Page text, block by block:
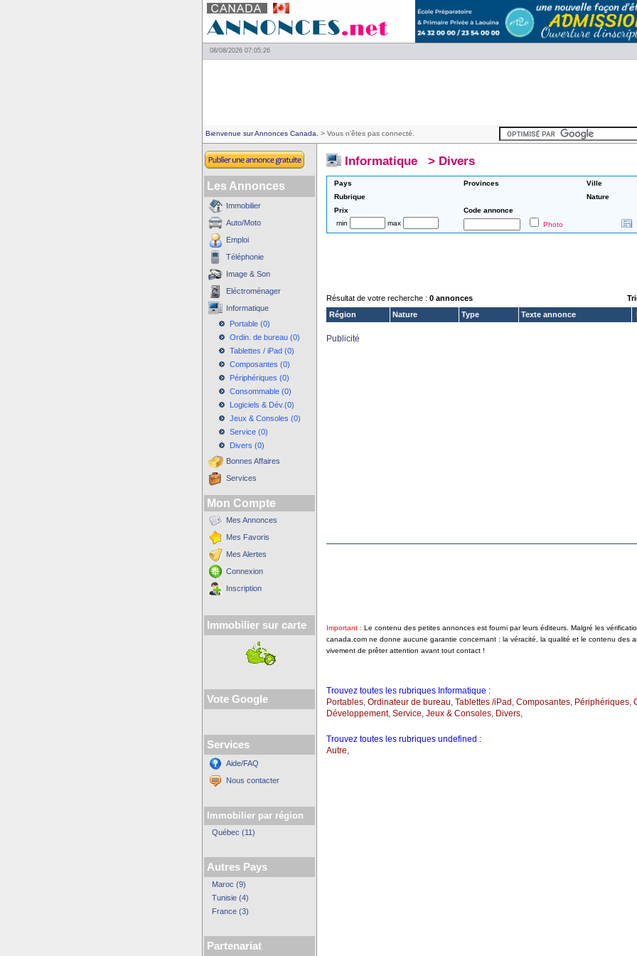
08/08/2026 07:05:26
Bienvenue sur Annonces Canada. > Vous n'êtes pas connecté.
Les Annonces
Immobilier
Auto/Moto
Emploi
Téléphonie
Image & Son
Eléctroménager
Informatique
Portable (0)
Ordin. de bureau (0)
Tablettes / iPad (0)
Composantes (0)
Périphériques (0)
Consommable (0)
Logiciels & Dév.(0)
Jeux & Consoles (0)
Service (0)
Divers (0)
Bonnes Affaires
Services
Mon Compte
Mes Annonces
Mes Favoris
Mes Alertes
Connexion
Inscription
Immobilier sur carte
Vote Google
Services
Aide/FAQ
Nous contacter
Immobilier par région
Québec (11)
Autres Pays
Maroc (9)
Tunisie (4)
France (3)
Partenariat
Informatique > Divers
Pays Provinces Ville
Rubrique
Nature
Prix
Code annonce
min
max Photo
Résultat de votre recherche : 0 annonces
Région
Nature Type Texte annonce
Publicité
Important : Le contenu des petites annonces est fourni par leurs éditeurs. Malgré les
canada.com ne donne aucune garantie concernant : la véracité, la qualité et le contenu des
vivement de prêter attention avant tout contact !
Trouvez toutes les rubriques Informatique :
Portables, Ordinateur de bureau, Tablettes /iPad , Composantes, Périphériques,
Développement, Service, Jeux & Consoles, Divers,
Trouvez toutes les rubriques undefined :
Autre,